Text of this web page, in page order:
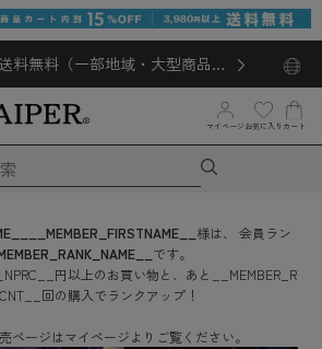
料無料（一部地域・大型商品対
マイページ お気に入り カート
__MEMBER_FIRSTNAME__ 様は、
会員ラン
です。
円以上のお買い物と、あと
__MEMBER_R
回の購入でランクアップ！
ページはマイページよりご覧ください。